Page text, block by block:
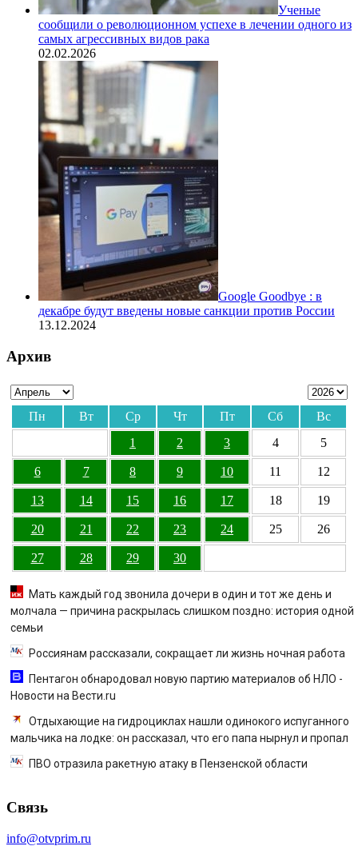
Ученые
сообщили о революционном успехе в лечении одного из
самых агрессивных видов рака
02.02.2026
Google Goodbye : в
декабре будут введены новые санкции против России
13.12.2024
Архив
Пн Вт Ср Чт Пт Сб
Вс
1
2 3 4 5
6 7 8 9 10 11 12
13 14 15 16 17 18 19
20 21 22 23 24 25 26
27 28 29 30
Мать каждый год звонила дочери в один и тот же день и
молчала — причина раскрылась слишком поздно: история одной
семьи
Россиянам рассказали, сокращает ли жизнь ночная работа
Пентагон обнародовал новую партию материалов об НЛО -
Новости на Вести.ru
Отдыхающие на гидроциклах нашли одинокого испуганного
мальчика на лодке: он рассказал, что его папа нырнул и пропал
ПВО отразила ракетную атаку в Пензенской области
Связь
info@otvprim.ru